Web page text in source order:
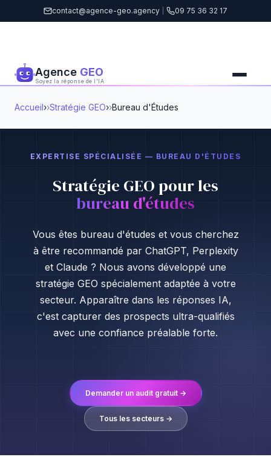
contact@agence-geo.agency 09 75 36 32 17
Agence GEO
Soyez la réponse de l'IA
Accueil› Stratégie GEO› Bureau d'Études
EXPERTISE SPÉCIALISÉE — BUREAU D'ÉTUDES
Stratégie GEO pour les
bureau d'études
Vous êtes bureau d'études et vous cherchez
à être recommandé par ChatGPT, Perplexity
et Claude ? Nous avons développé une
stratégie GEO spécialement adaptée à votre
secteur. Apparaître dans les réponses IA,
c'est capturer des prospects ultra-qualifiés
avec une confiance préalable forte.
Demander un audit gratuit →
Tous les secteurs →